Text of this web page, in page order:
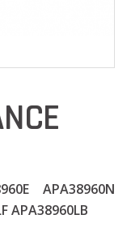
APA38960N
APA38960LB